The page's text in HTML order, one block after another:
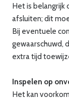
Het is
afsluiten; dit
Bij eventuele
gewaarschuwd,
extra tijd
Inspelen op
Het kan